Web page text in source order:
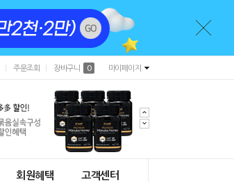
주문조회 장바구니 0 마이페이지
회원혜택 고객센터